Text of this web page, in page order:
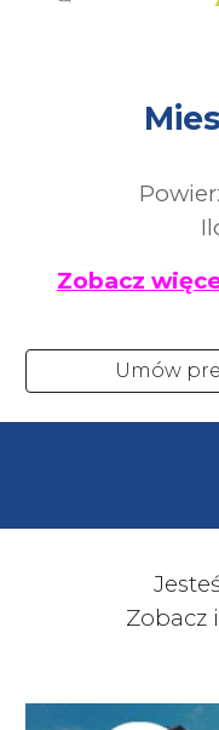
Zobacz
Umów
Zobacz